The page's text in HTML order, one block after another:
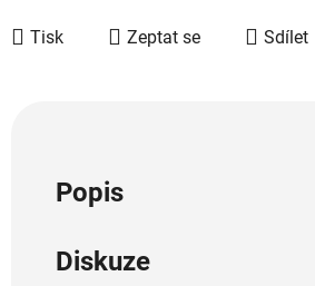
Tisk Zeptat se Sdílet
Popis
Diskuze